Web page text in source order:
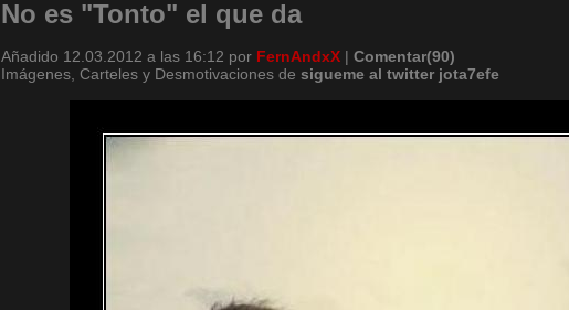
No es "Tonto" el que da
Añadido 12.03.2012 a las 16:12 por FernAndxX | Comentar(90)
Imágenes, Carteles y Desmotivaciones de sigueme al twitter jota7efe